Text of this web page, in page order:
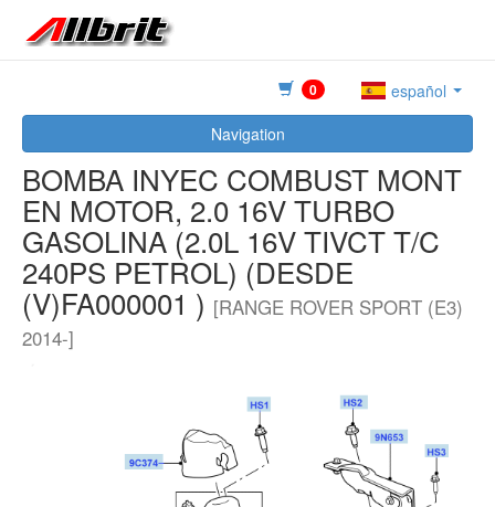
0
español
Navigation
BOMBA INYEC COMBUST MONT
EN MOTOR, 2.0 16V TURBO
GASOLINA (2.0L 16V TIVCT T/C
240PS PETROL) (DESDE
(V)FA000001 ) [RANGE ROVER SPORT (E3)
2014-]